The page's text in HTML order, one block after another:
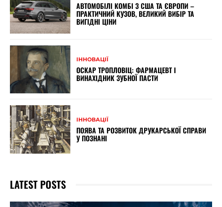
АВТОМОБІЛІ КОМБІ З США ТА ЄВРОПИ –
ПРАКТИЧНИЙ КУЗОВ, ВЕЛИКИЙ ВИБІР ТА
ВИГІДНІ ЦІНИ
ІННОВАЦІЇ
ОСКАР ТРОПЛОВІЦ: ФАРМАЦЕВТ І
ВИНАХІДНИК ЗУБНОЇ ПАСТИ
ІННОВАЦІЇ
ПОЯВА ТА РОЗВИТОК ДРУКАРСЬКОЇ СПРАВИ
У ПОЗНАНІ
LATEST POSTS